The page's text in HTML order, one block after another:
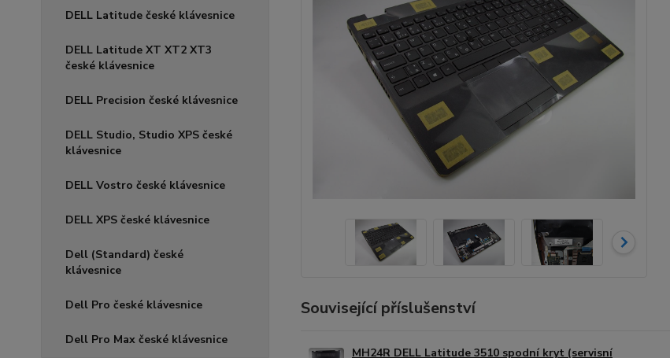
DELL Latitude české klávesnice
DELL Latitude XT XT2 XT3
české klávesnice
DELL Precision české klávesnice
DELL Studio, Studio XPS české
klávesnice
DELL Vostro české klávesnice
DELL XPS české klávesnice
Dell (Standard) české
klávesnice
Dell Pro české klávesnice
Dell Pro Max české klávesnice
Související příslušenství
MH24R DELL Latitude 3510 spodní kryt (servisní